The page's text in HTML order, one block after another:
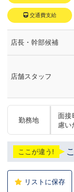
交通費支給
店長・幹部候補
店舗スタッフ
勤務地
面接
慮い
否の選択可
東京
袋
歩8分 神奈川 横浜：京急線黄金
8分 茨城 水戸：水戸駅からバス5分 福岡 福
岡：中
ここが違う!
リストに保存